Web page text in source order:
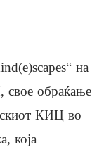
на
свое обраќање
КИЦ во
која